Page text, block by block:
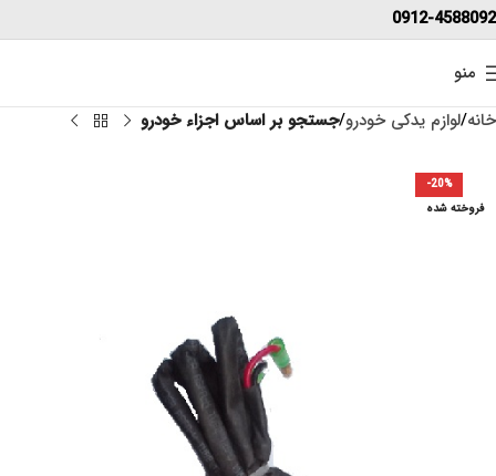
0912-4588092
منو
خانه لوازم یدکی خودرو جستجو بر اساس اجزاء خودرو
-20%
فروخته شده